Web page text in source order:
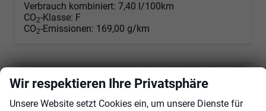
Verbrauch kombiniert: 7,40 l/100km
CO2-Klasse: F
CO2-Emissionen: 169,00 g/km
ab 378,– € mtl.
Wir respektieren Ihre Privatsphäre
Unsere Website setzt Cookies ein, um unsere Dienste für